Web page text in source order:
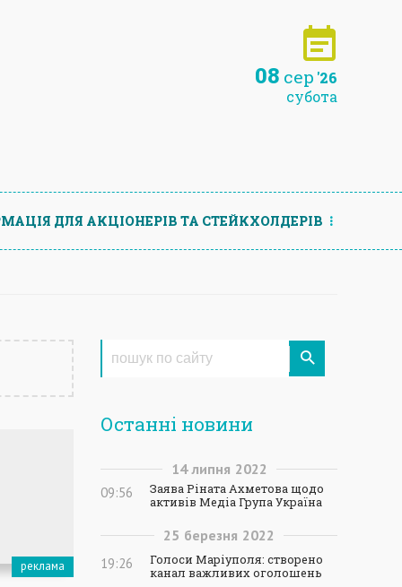
08 сер '26
субота
ДЛЯ АКЦIОНЕРIВ ТА СТЕЙКХОЛДЕРIВ
Останні новини
14 липня 2022
09:56
Заява Ріната Ахметова щодо
активів Медіа Група Україна
25 березня 2022
19:26
Голоси Маріуполя: створено
канал важливих оголошень